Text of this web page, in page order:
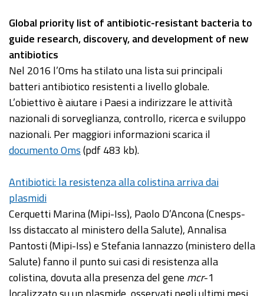
Global priority list of antibiotic-resistant bacteria to
guide research, discovery, and development of new
antibiotics
Nel 2016 l’Oms ha stilato una lista sui principali
batteri antibiotico resistenti a livello globale.
L’obiettivo è aiutare i Paesi a indirizzare le attività
nazionali di sorveglianza, controllo, ricerca e sviluppo
nazionali. Per maggiori informazioni scarica il
documento Oms(pdf 483 kb).
Antibiotici: la resistenza alla colistina arriva dai
plasmidi
Cerquetti Marina (Mipi-Iss), Paolo D’Ancona (Cnesps-
Iss distaccato al ministero della Salute), Annalisa
Pantosti (Mipi-Iss) e Stefania Iannazzo (ministero della
Salute) fanno il punto sui casi di resistenza alla
colistina, dovuta alla presenza del gene mcr-1